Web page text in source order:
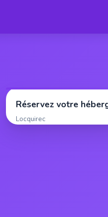
Réservez votre
Locquirec